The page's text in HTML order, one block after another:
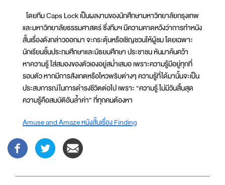
โดยทีม Caps Lock เป็นผลงานของนักศึกษามหาวิทยาลัยกรุงเทพ
และมหาวิทยาลัยธรรมศาสตร์ ซึ่งทีมฯ มีความคาดหวังว่าการทำหนัง
สั้นเรื่องดังกล่าวออกมา จะกระตุ้นหรือเชิญชวนให้ผู้ชม โดยเฉพาะ
นักเรียนชั้นประถมศึกษาและมัธยมศึกษา ประชาชน หันมาค้นคว้า
หาความรู้ ใส่สมองของตัวเองอยู่สม่ำเสมอ เพราะความรู้มีอยู่ทุกที่
รอบตัว หากมีการสังเกตหรือไหวพริบต่างๆ ความรู้ที่ได้มานั้นจะเป็น
ประสบการณ์ในการดำรงชีวิตต่อไป เพราะ “ความรู้ ไม่มีวันสิ้นสุด
ความรู้คือสมบัติอันล้ำค่า” ที่ทุกคนต้องหา
Amuse and Amaze หนังสั้นเรื่อง Finding